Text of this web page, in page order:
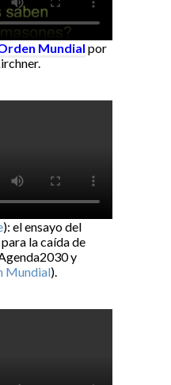
Mundial por
): el ensayo del
la caída de
y
Mundial).